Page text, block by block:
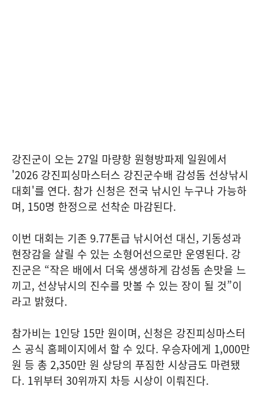
강진군이 오는 27일 마량항 원형방파제 일원에서
'2026 강진피싱마스터스 강진군수배 감성돔 선상낚시
대회'를 연다. 참가 신청은 전국 낚시인 누구나 가능하
며, 150명 한정으로 선착순 마감된다.
이번 대회는 기존 9.77톤급 낚시어선 대신, 기동성과
현장감을 살릴 수 있는 소형어선으로만 운영된다. 강
진군은 “작은 배에서 더욱 생생하게 감성돔 손맛을 느
끼고, 선상낚시의 진수를 맛볼 수 있는 장이 될 것”이
라고 밝혔다.
참가비는 1인당 15만 원이며, 신청은 강진피싱마스터
스 공식 홈페이지에서 할 수 있다. 우승자에게 1,000만
원 등 총 2,350만 원 상당의 푸짐한 시상금도 마련됐
다. 1위부터 30위까지 차등 시상이 이뤄진다.